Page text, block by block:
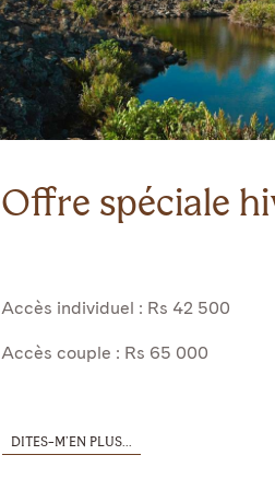
Offre spéciale
Accès individuel : Rs 42 500
Accès couple : Rs 65 000
DITES-M’EN PLUS...